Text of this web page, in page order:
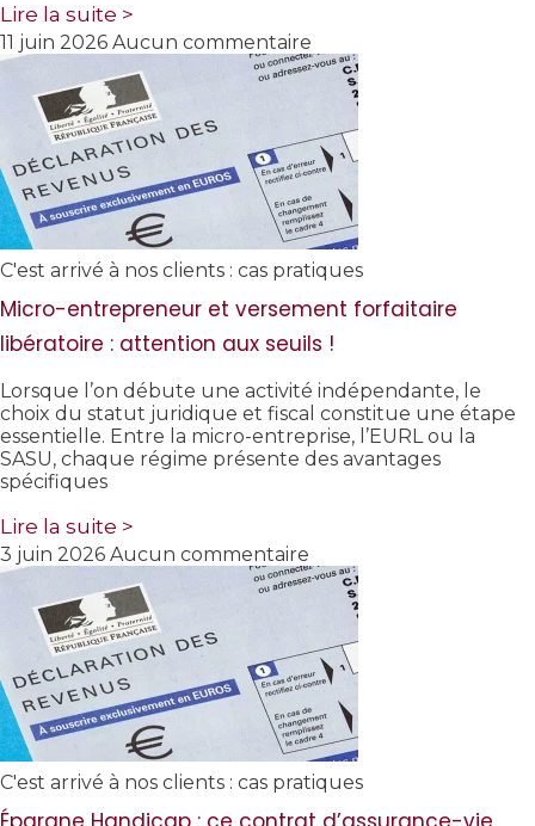
Lire la suite >
11 juin 2026 Aucun commentaire
C'est arrivé à nos clients : cas pratiques
Micro-entrepreneur et versement forfaitaire
libératoire : attention aux seuils !
Lorsque l’on débute une activité indépendante, le
choix du statut juridique et fiscal constitue une étape
essentielle. Entre la micro-entreprise, l’EURL ou la
SASU, chaque régime présente des avantages
spécifiques
Lire la suite >
3 juin 2026 Aucun commentaire
C'est arrivé à nos clients : cas pratiques